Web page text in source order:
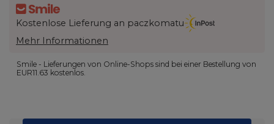
Kostenlose Lieferung an paczkomatu
Mehr Informationen
Smile - Lieferungen von Online-Shops sind bei einer Bestellung von
EUR11.63 kostenlos.